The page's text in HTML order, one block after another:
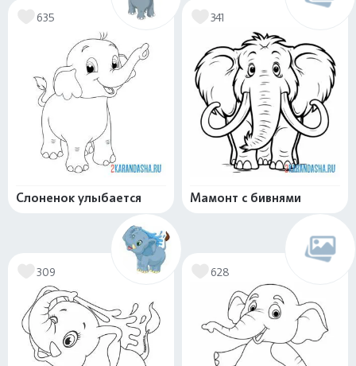
635
Слоненок улыбается
341
Мамонт с бивнями
309 628